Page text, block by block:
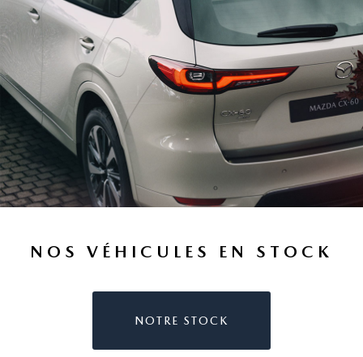
NOS VÉHICULES EN STOCK
NOTRE STOCK